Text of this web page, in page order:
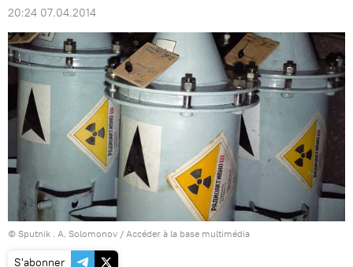
20:24 07.04.2014
© Sputnik . A. Solomonov / Accéder à la base multimédia
S'abonner